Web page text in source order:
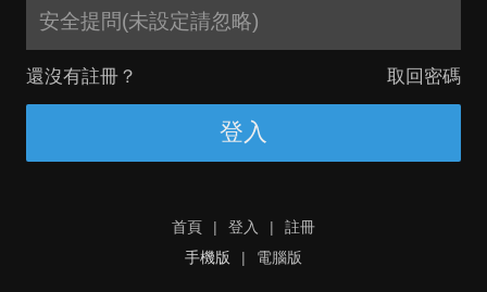
安全提問(未設定請忽略)
還沒有註冊？ 取回密碼
登入
首頁 | 登入 |
註冊
手機版
| 電腦版